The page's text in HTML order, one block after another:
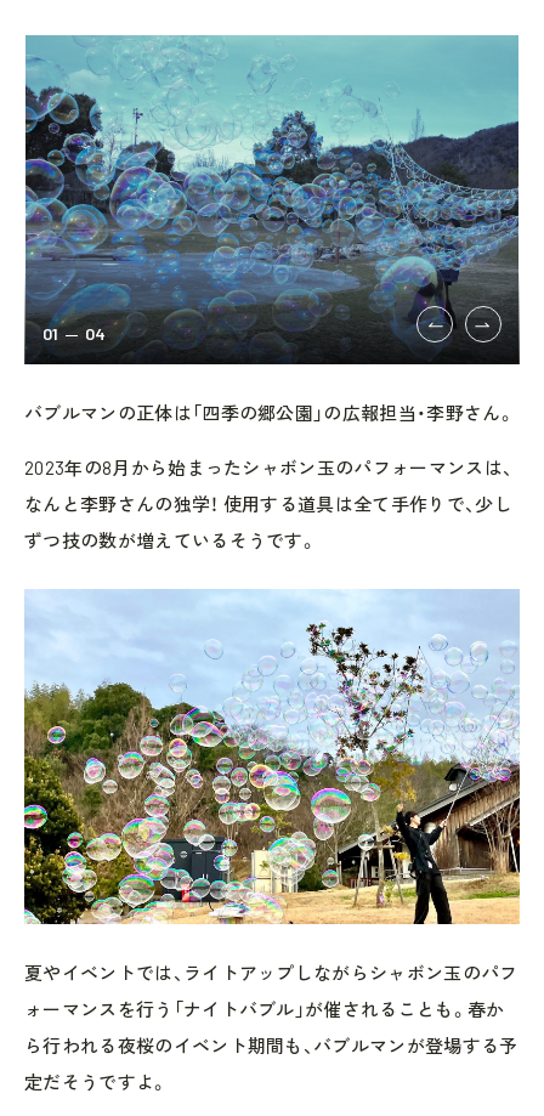
01 04
バブルマンの正体は「四季の郷公園」の広報担当・李野さん。
2023年の8月から始まったシャボン玉のパフォーマンスは、
なんと李野さんの独学！ 使用する道具は全て手作りで、少し
ずつ技の数が増えているそうです。
夏やイベントでは、ライトアップしながらシャボン玉のパフ
ォーマンスを行う「ナイトバブル」が催されることも。春か
ら行われる夜桜のイベント期間も、バブルマンが登場する予
定だそうですよ。